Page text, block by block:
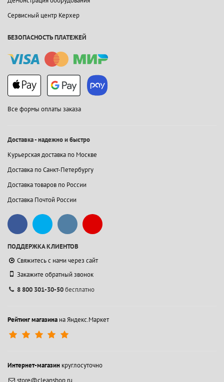
Сервисный центр Керхер
БЕЗОПАСНОСТЬ ПЛАТЕЖЕЙ
Все формы оплаты заказа
Доставка - надежно и быстро
Курьерская доставка по Москве
Доставка по Санкт-Петербургу
Доставка товаров по России
Доставка Почтой России
ПОДДЕРЖКА КЛИЕНТОВ
Свяжитесь с нами через сайт
Закажите обратный звонок
8 800 301-30-50бесплатно
Рейтинг магазина на Яндекс.Маркет
Интернет-магазин круглосуточно
store@cleanshop.ru